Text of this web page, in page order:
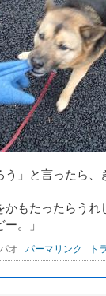
」と言ったら、
もたったらうれ
。」
オ パーマリンク ト